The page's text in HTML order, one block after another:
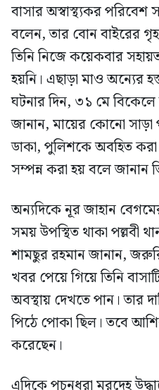
বাসার অস্বাস্থ্যকর
বলেন, তার বোন বাইরের
তিনি নিজে কয়েকবার
হয়নি। এছাড়া মাও অন্যের
ঘটনার দিন, ৩১ মে
জানান, মায়ের কোনো সাড়া
ডাকা, পুলিশকে অবহিত করা
সম্পন্ন করা হয় বলে জানান
অন্যদিকে নূর জাহান
সময় উপস্থিত থাকা পল্লবী
শামছুর রহমান জানান,
খবর পেয়ে গিয়ে তিনি
অবস্থায় দেখতে পান। তার
পিঠে পোকা ছিল। তবে
করেছেন।